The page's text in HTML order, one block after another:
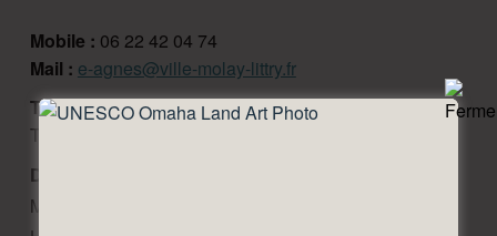
Mobile : 06 22 42 04 74
Mail : e-agnes@ville-molay-littry.fr
Tarifs 2026 :
Tarif de base 3 €
Description :
Molay-Littry vous donne rendez-vous pour une soirée